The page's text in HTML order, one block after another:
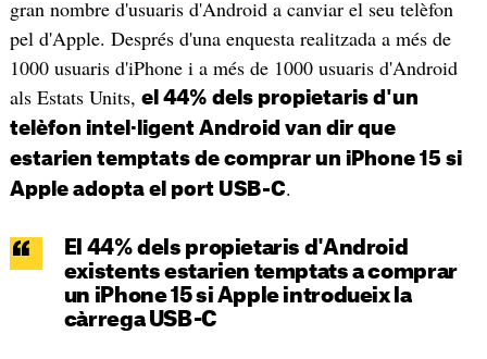
gran nombre d'usuaris d'Android a canviar el seu telèfon
pel d'Apple. Després d'una enquesta realitzada a més de
1000 usuaris d'iPhone i a més de 1000 usuaris d'Android
als Estats Units, el 44% dels propietaris d'un
telèfon intel·ligent Android van dir que
estarien temptats de comprar un iPhone 15 si
Apple adopta el port USB-C.
El 44% dels propietaris d'Android
existents estarien temptats a comprar
un iPhone 15 si Apple introdueix la
càrrega USB-C